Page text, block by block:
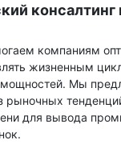
компаниям
жизненным
Мы
рыночных
для вывода